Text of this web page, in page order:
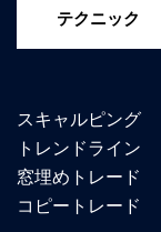
テクニック
スキャルピング
トレンドライン
窓埋めトレード
コピートレード